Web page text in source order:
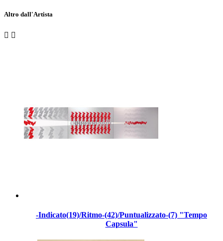
Altro dall'Artista
 
-Indicato(19)/Ritmo-(42)/Puntualizzato-(7) "Tempo
Capsula"